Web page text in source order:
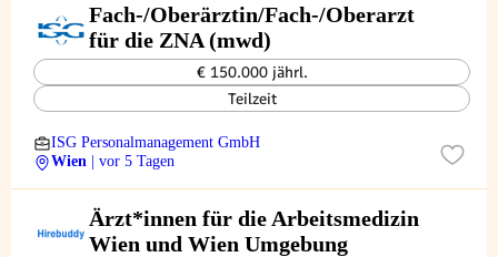
Fach-/Oberärztin/Fach-/Oberarzt
für die ZNA (mwd)
€ 150.000 jährl.
Teilzeit
ISG Personalmanagement GmbH
Wien
| vor 5 Tagen
Ärzt*innen für die Arbeitsmedizin
Wien und Wien Umgebung